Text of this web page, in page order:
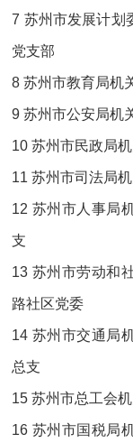
7 苏州市发展计划
党支部
8 苏州市教育局机
9 苏州市公安局机
10 苏州市民政局
11 苏州市司法局
12 苏州市人事局
支
13 苏州市劳动和
路社区党委
14 苏州市交通局
总支
15 苏州市总工会
16 苏州市国税局